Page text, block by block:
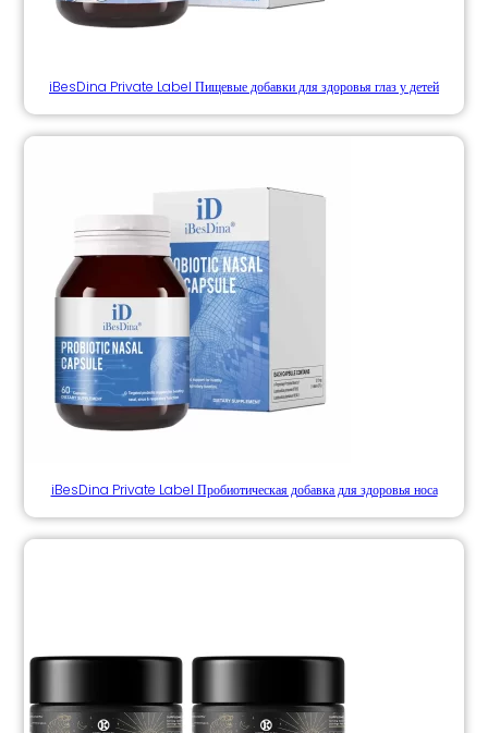
iBesDina Private Label Пищевые добавки для здоровья глаз у детей
iBesDina Private Label Пробиотическая добавка для здоровья носа